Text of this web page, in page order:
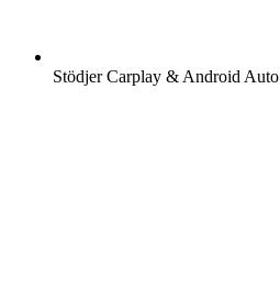
Stödjer Carplay & Android Auto